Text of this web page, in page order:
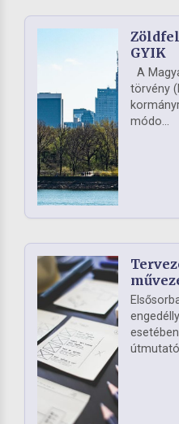
GYIK
A
törvény
módo...
útmutató